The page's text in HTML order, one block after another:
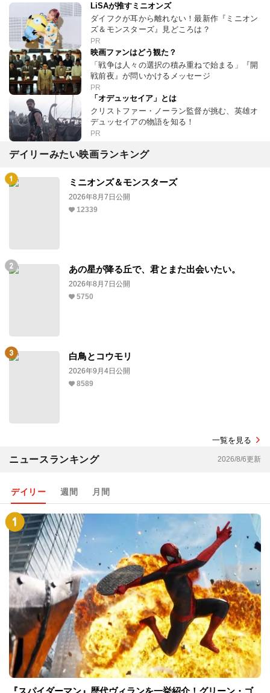
LiSAが推すミニオンズ
ダイフクが耳から離れない！最新作『ミニオン
ズ＆モンスターズ』見どころは？
PR
映画ファンはどう観た？
「戦争は人々の選択の積み重ねで始まる」『開
戦前夜』が問いかけるメッセージ
PR
「オデュッセイア」とは
クリストファー・ノーラン監督が挑む、英雄オ
デュッセイアの物語を知る！
PR
デイリーみたい映画ランキング
ミニオンズ＆モンスターズ
2026年8月7日公開
12339
あの星が降る丘で、君とまた出会いたい。
2026年8月7日公開
5750
白鳥とコウモリ
2026年9月4日公開
8589
一覧を見る
ニュースランキング 2026/8/6更新
デイリー 週間 月間
『スパイダーマン』歴代ヴィランを一挙紹介！グリーン・ゴ